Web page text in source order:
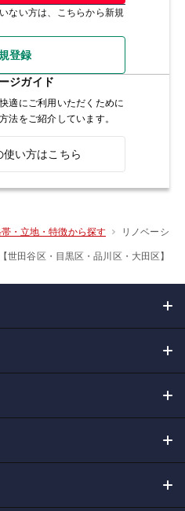
ない方は、こちらから新規
登録
ジガイド
適にご利用いただくために
法をご紹介しています。
使い方はこちら
・立地・特徴から探す リノベーシ
世田谷区・目黒区・品川区・大田区】